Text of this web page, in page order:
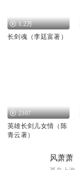
1.2万
长剑魂（李廷富著）
2307
英雄长剑儿女情（陈
青云著）
风萧萧